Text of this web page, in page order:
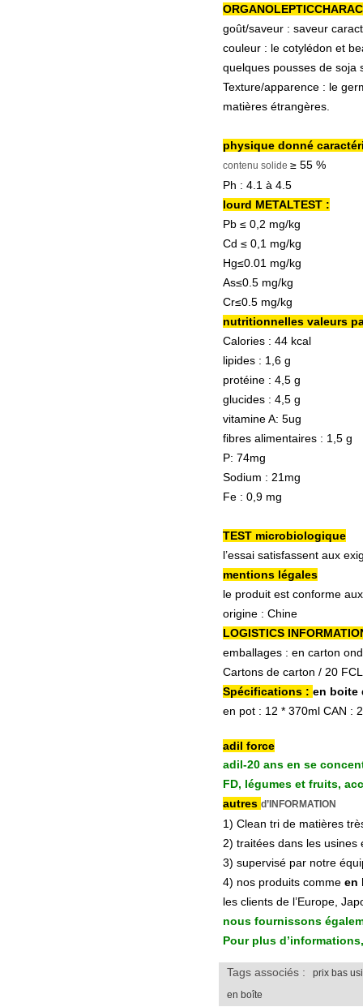
goût/saveur : saveur
couleur : le cotylédon et
quelques pousses de soja
Texture/apparence : le
matières étrangères.
physique donné
contenu solide ≥ 55 %
Ph : 4.1 à 4.5
lourd METALTEST :
Pb ≤ 0,2 mg/kg
Cd ≤ 0,1 mg/kg
Hg≤0.01 mg/kg
As≤0.5 mg/kg
Cr≤0.5 mg/kg
nutritionnelles valeurs
Calories : 44 kcal
lipides : 1,6 g
protéine : 4,5 g
glucides : 4,5 g
vitamine A: 5ug
fibres alimentaires : 1,5 g
P: 74mg
Sodium : 21mg
Fe : 0,9 mg
TEST microbiologique
l’essai satisfassent aux
mentions légales
le produit est conforme
origine : Chine
LOGISTICS
emballages : en carton
Cartons de carton / 20
Spécifications : en boite
en pot : 12 * 370ml CAN :
adil force
adil-20 ans en se
FD, légumes et fruits,
autres d’INFORMATION
1) Clean tri de matières
2) traitées dans les usines
3) supervisé par notre
4) nos produits comme en
les clients de l’Europe,
nous fournissons
Pour plus
Tags associés :
prix bas
en boîte